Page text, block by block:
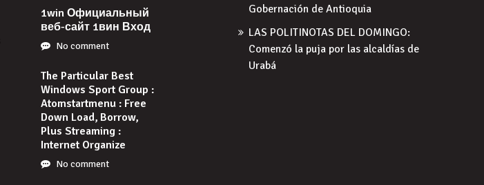
1win Официальный
веб-сайт 1вин Вход
No comment
The Particular Best
Windows Sport Group :
Atomstartmenu : Free
Down Load, Borrow,
Plus Streaming :
Internet Organize
No comment
Gobernación de Antioquia
LAS POLITINOTAS DEL DOMINGO:
Comenzó la puja por las alcaldías de
Urabá